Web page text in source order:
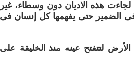
لجاءت هذه الاديان دون وسطاء، غير
فى الضمير حتى يفهمها كل إنسان فى
لتتفتح عينه منذ الخليقة على